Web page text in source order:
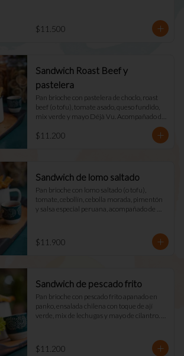
$11.500
Sandwich Roast Beef y
pastelera
Pan brioche con pastelera de choclo, roast
beef (o tofu), tomate asado, queso fundido,
mix verde y mayo Déjà Vu. Acompañado de
$11.200
Sandwich de lomo saltado
Pan brioche con lomo saltado (o tofu),
tomate, cebollín, cebolla morada, pimentón
y salsa especial peruana, acompañado de
salsa.
$11.900
Sandwich de pescado frito
Pan brioche con pescado frito apanado en
panko, ensalada chilena con toque de ají
verde, mix de lechugas y mayo de cilantro.
$11.200